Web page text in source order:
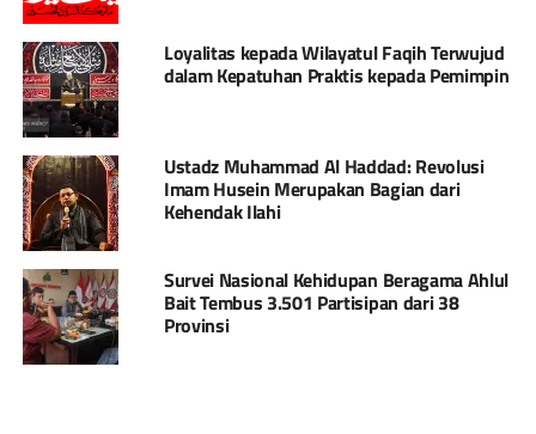
Loyalitas kepada Wilayatul Faqih Terwujud
dalam Kepatuhan Praktis kepada Pemimpin
Ustadz Muhammad Al Haddad: Revolusi
Imam Husein Merupakan Bagian dari
Kehendak Ilahi
Survei Nasional Kehidupan Beragama Ahlul
Bait Tembus 3.501 Partisipan dari 38
Provinsi